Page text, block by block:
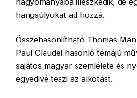
hangsúlyokat ad hozzá.
Összehasonlítható Thomas
Paul Claudel hasonló témájú
sajátos magyar szemlélete és
egyedivé teszi az alkotást.